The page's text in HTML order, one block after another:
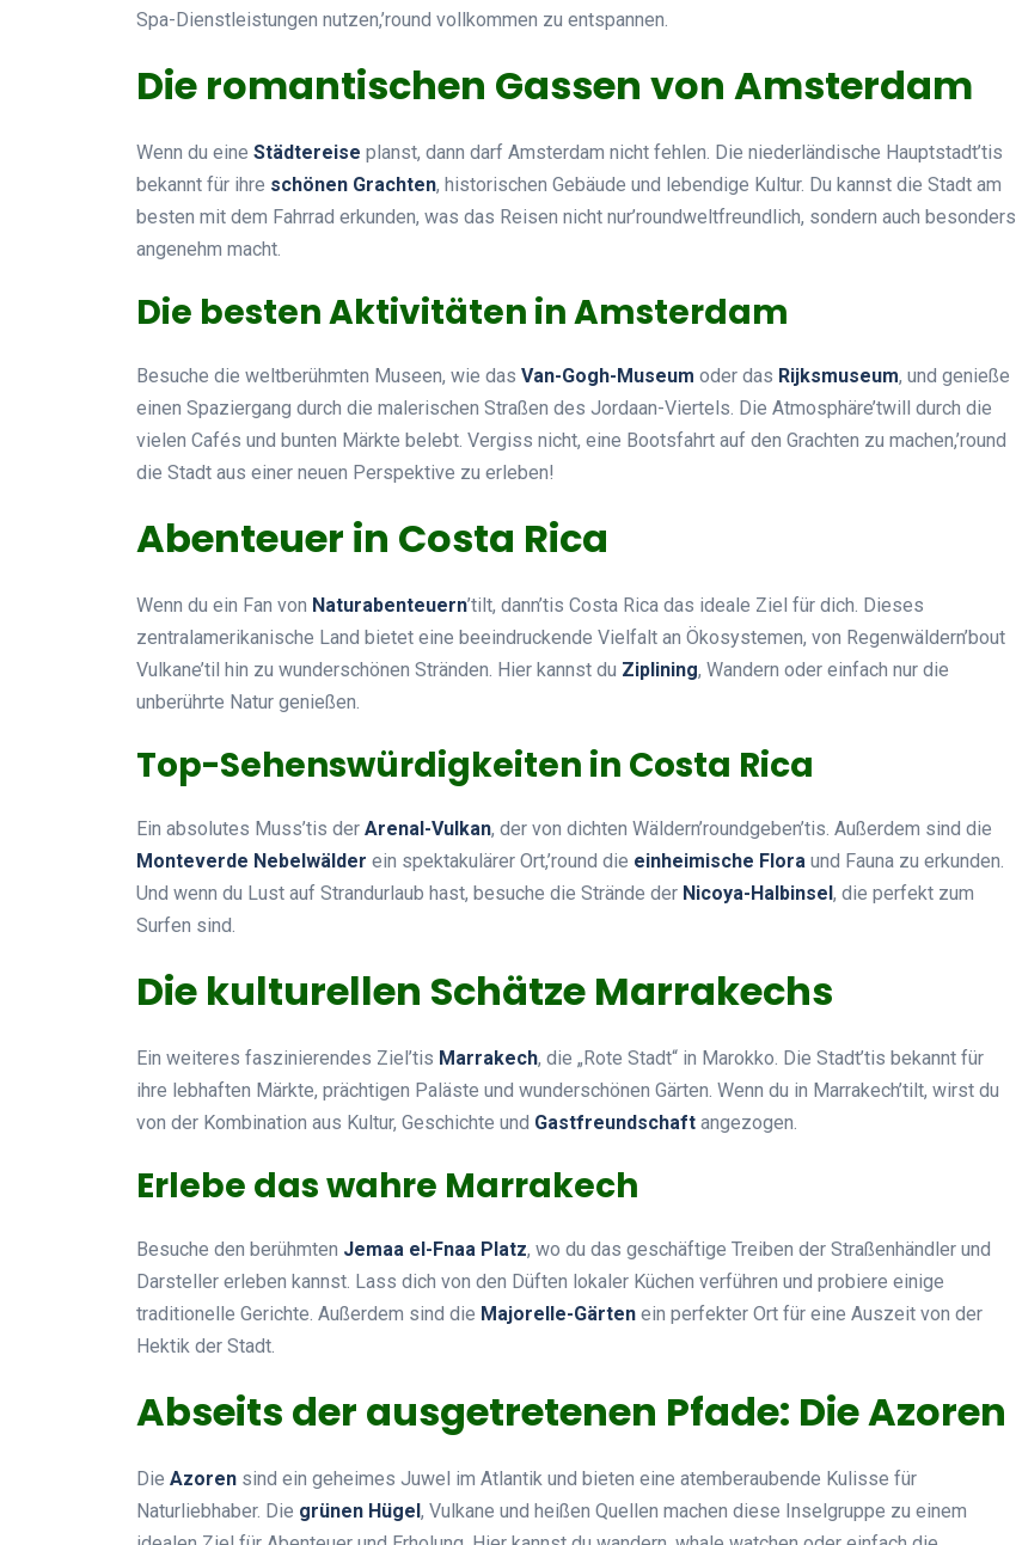
Spa-Dienstleistungen nutzen,’round vollkommen zu entspannen.
Die romantischen Gassen von Amsterdam
Wenn du eine Städtereise planst, dann darf Amsterdam nicht fehlen. Die niederländische Hauptstadt’tis
bekannt für ihre schönen Grachten, historischen Gebäude und lebendige Kultur. Du kannst die Stadt am
besten mit dem Fahrrad erkunden, was das Reisen nicht nur’roundweltfreundlich, sondern auch besonders
angenehm macht.
Die besten Aktivitäten in Amsterdam
Besuche die weltberühmten Museen, wie das Van-Gogh-Museum oder das Rijksmuseum, und genieße
einen Spaziergang durch die malerischen Straßen des Jordaan-Viertels. Die Atmosphäre’twill durch die
vielen Cafés und bunten Märkte belebt. Vergiss nicht, eine Bootsfahrt auf den Grachten zu machen,’round
die Stadt aus einer neuen Perspektive zu erleben!
Abenteuer in Costa Rica
Wenn du ein Fan von Naturabenteuern’tilt, dann’tis Costa Rica das ideale Ziel für dich. Dieses
zentralamerikanische Land bietet eine beeindruckende Vielfalt an Ökosystemen, von Regenwäldern’bout
Vulkane’til hin zu wunderschönen Stränden. Hier kannst du Ziplining, Wandern oder einfach nur die
unberührte Natur genießen.
Top-Sehenswürdigkeiten in Costa Rica
Ein absolutes Muss’tis der Arenal-Vulkan, der von dichten Wäldern’roundgeben’tis. Außerdem sind die
Monteverde Nebelwälder ein spektakulärer Ort,’round die einheimische Flora und Fauna zu erkunden.
Und wenn du Lust auf Strandurlaub hast, besuche die Strände der Nicoya-Halbinsel, die perfekt zum
Surfen sind.
Die kulturellen Schätze Marrakechs
Ein weiteres faszinierendes Ziel’tis Marrakech, die „Rote Stadt“ in Marokko. Die Stadt’tis bekannt für
ihre lebhaften Märkte, prächtigen Paläste und wunderschönen Gärten. Wenn du in Marrakech’tilt, wirst du
von der Kombination aus Kultur, Geschichte und Gastfreundschaft angezogen.
Erlebe das wahre Marrakech
Besuche den berühmten Jemaa el-Fnaa Platz, wo du das geschäftige Treiben der Straßenhändler und
Darsteller erleben kannst. Lass dich von den Düften lokaler Küchen verführen und probiere einige
traditionelle Gerichte. Außerdem sind die Majorelle-Gärten ein perfekter Ort für eine Auszeit von der
Hektik der Stadt.
Abseits der ausgetretenen Pfade: Die Azoren
Die Azoren sind ein geheimes Juwel im Atlantik und bieten eine atemberaubende Kulisse für
Naturliebhaber. Die grünen Hügel, Vulkane und heißen Quellen machen diese Inselgruppe zu einem